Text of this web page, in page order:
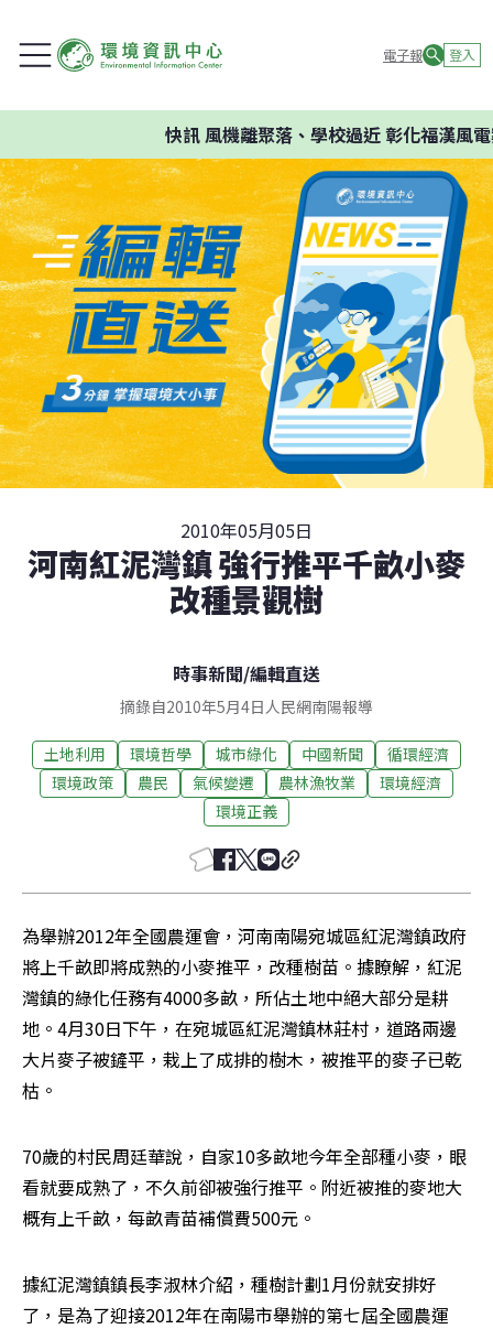
電子報 登入
快訊風機離聚落、學校過近 彰化福漢風電
2010年05月05日
河南紅泥灣鎮 強行推平千畝小麥
改種景觀樹
時事新聞/編輯直送
摘錄自2010年5月4日人民網南陽報導
土地利用 環境哲學 城市綠化 中國新聞
循環經濟
環境政策
農民 氣候變遷 農林漁牧業
環境經濟
環境正義
為舉辦2012年全國農運會，河南南陽宛城區紅泥灣鎮政府
將上千畝即將成熟的小麥推平，改種樹苗。據瞭解，紅泥
灣鎮的綠化任務有4000多畝，所佔土地中絕大部分是耕
地。4月30日下午，在宛城區紅泥灣鎮林莊村，道路兩邊
大片麥子被鏟平，栽上了成排的樹木，被推平的麥子已乾
枯。
70歲的村民周廷華說，自家10多畝地今年全部種小麥，眼
看就要成熟了，不久前卻被強行推平。附近被推的麥地大
概有上千畝，每畝青苗補償費500元。
據紅泥灣鎮鎮長李淑林介紹，種樹計劃1月份就安排好
了，是為了迎接2012年在南陽市舉辦的第七屆全國農運